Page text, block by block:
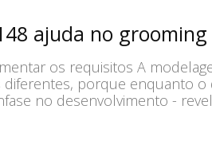
ajuda no
os requisitos A
porque enquanto
no desenvolvimento -